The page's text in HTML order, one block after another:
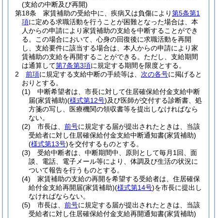
(支給の中断及び再開)
第18条
家賃補助の受給中に、疾病又は負傷により第5条第1
項に定める求職活動を行うことが困難となった場合は、本
人からの申請により家賃補助の支給を中断することができ
る。
この場合において、心身の回復後に求職活動を再開
し、支給要件に該当する場合は、本人からの申請により家
賃補助の支給を再開することができる。 ただし、支給期間
は通算して第7条第3項に規定する期間を限度とする。
2
前項に規定する支給中断の手続等は、 次の各号に掲げると
おりとする。
(1)
中断希望者は、市長に対して住居確保給付金支給中断
届(家賃補助)(様式第12号)及び医師が交付する診断書、処
方箋の写し、医療機関の領収書等を提出しなければなら
ない。
(2)
市長は、 前号に規定する届が提出されたときは、当該
受給者に対し住居確保給付金支給中断通知書(家賃補助)
(様式第13号)を交付するものとする。
(3)
受給中断者は、中断期間中、原則として毎月1回、面
談、電話、電子メール等により、体調及び生活の状況に
ついて報告を行うものとする。
(4)
家賃補助の支給の再開を希望する受給者は、住居確保
給付金支給再開届(家賃補助)(様式第14号)を市長に提出し
なければならない。
(5)
市長は、 前号に規定する届が提出されたときは、当該
受給者に対し住居確保給付金支給再開通知書(家賃補助)